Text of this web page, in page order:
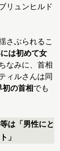
リュンヒルド
さぶられるこ
は初めて女
なみに、首相
ィルさんは同
初の首相でも
は「男性にと
」